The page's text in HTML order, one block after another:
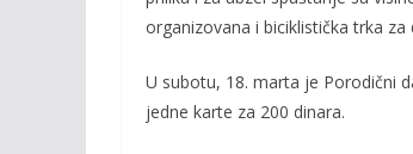
organizovana i biciklistička trka
U subotu, 18. marta je Porodični
jedne karte za 200 dinara.